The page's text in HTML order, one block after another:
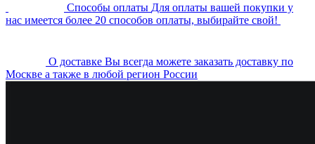
Cпособы оплаты Для оплаты вашей покупки у
нас имеется более 20 способов оплаты, выбирайте свой!
О доставке Вы всегда можете заказать доставку по
Москве а также в любой регион России